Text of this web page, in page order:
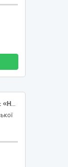
Виконання будівельних робіт по об’єкту: «Нове будівництво газопроводу до модульних котелень загальною потужністю 12,2 МВт на земельній ділянці к.н. 1220310300:02:016:0001, вул. Садова, м. Зеленодольськ, Криворізький район, Дніпропетровська область. Газопостачання зовнішнє»